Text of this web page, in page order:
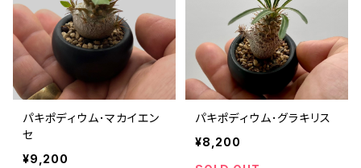
パキポディウム･マカイエン
セ
¥9,200
パキポディウム･グラキリス
¥8,200